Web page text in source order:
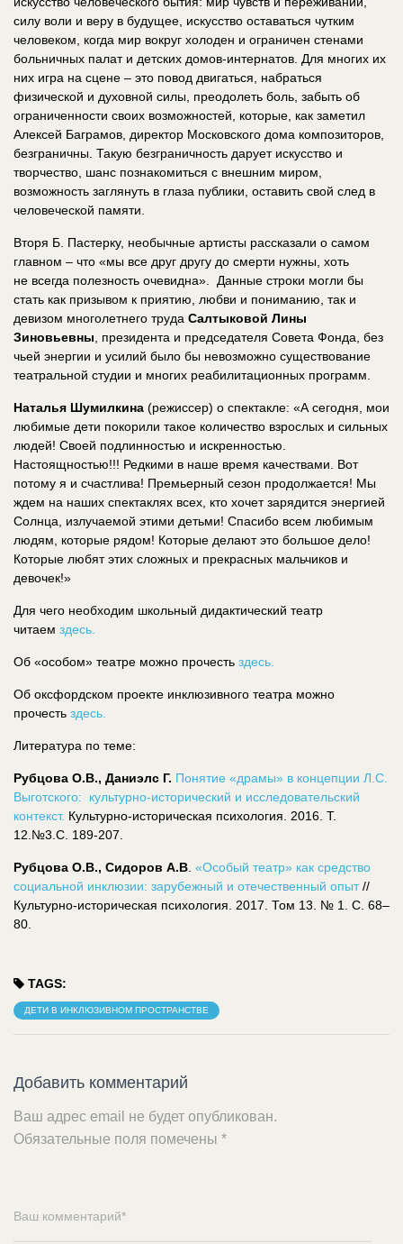
силу воли и веру в будущее, искусство оставаться чутким
человеком, когда мир вокруг холоден и ограничен стенами
больничных палат и детских домов-интернатов. Для многих их
них игра на сцене – это повод двигаться, набраться
физической и духовной силы, преодолеть боль, забыть об
ограниченности своих возможностей, которые, как заметил
Алексей Баграмов, директор Московского дома композиторов,
безграничны. Такую безграничность дарует искусство и
творчество, шанс познакомиться с внешним миром,
возможность заглянуть в глаза публики, оставить свой след в
человеческой памяти.
Вторя Б. Пастерку, необычные артисты рассказали о самом
главном – что «мы все друг другу до смерти нужны, хоть
не всегда полезность очевидна». Данные строки могли бы
стать как призывом к приятию, любви и пониманию, так и
девизом многолетнего труда Салтыковой Лины
Зиновьевны , президента и председателя Совета Фонда, без
чьей энергии и усилий было бы невозможно существование
театральной студии и многих реабилитационных программ.
Наталья Шумилкина (режиссер) о спектакле: «А сегодня, мои
любимые дети покорили такое количество взрослых и сильных
людей! Своей подлинностью и искренностью.
Настоящностью!!! Редкими в наше время качествами. Вот
потому я и счастлива! Премьерный сезон продолжается! Мы
ждем на наших спектаклях всех, кто хочет зарядится энергией
Солнца, излучаемой этими детьми! Спасибо всем любимым
людям, которые рядом! Которые делают это большое дело!
Которые любят этих сложных и прекрасных мальчиков и
девочек!»
Для чего необходим школьный дидактический театр
читаем здесь.
Об «особом» театре можно прочесть здесь.
Об оксфордском проекте инклюзивного театра можно
прочесть здесь.
Литература по теме:
Рубцова О.В., Даниэлс Г. Понятие «драмы» в концепции Л.С.
Выготского: культурно-исторический и исследовательский
контекст. Культурно-историческая психология. 2016. Т.
12.№3.С. 189-207.
Рубцова О.В., Сидоров А.В «Особый театр» как средство
социальной инклюзии: зарубежный и отечественный опыт//
Культурно-историческая психология. 2017. Том 13. № 1. С. 68–
80.
TAGS:
ДЕТИ В ИНКЛЮЗИВНОМ ПРОСТРАНСТВЕ
Добавить комментарий
Ваш адрес email не будет опубликован.
Обязательные поля помечены *